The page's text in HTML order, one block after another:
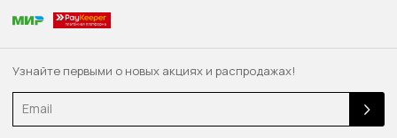
Узнайте первыми о новых акциях и распродажах!
Email